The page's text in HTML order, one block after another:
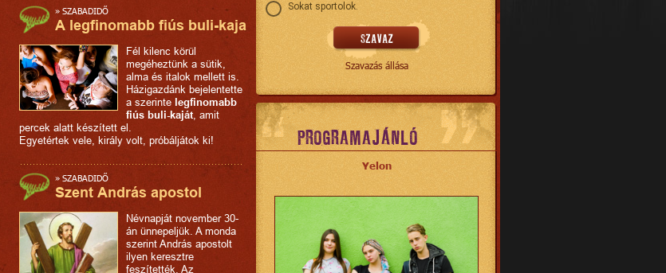
» SZABADIDŐ
A legfinomabb fiús buli-kaja
Fél kilenc körül
megéheztünk a sütik,
alma és italok mellett is.
Házigazdánk bejelentette
a szerinte legfinomabb
fiús buli-kaját , amit
percek alatt készített el.
Egyetértek vele, király volt, próbáljátok ki!
» SZABADIDŐ
Szent András apostol
Névnapját november 30-
án ünnepeljük. A monda
szerint András apostolt
ilyen keresztre
feszítették. Az
Sokat sportolok.
Szavazás állása
PROGRAMAJÁNLÓ
Yelon